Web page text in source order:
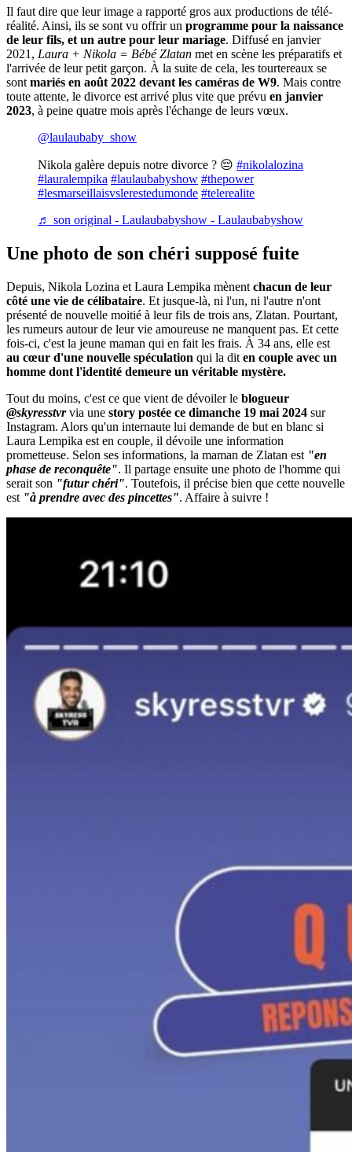
Il faut dire que leur image a rapporté gros aux productions de télé-
réalité. Ainsi, ils se sont vu offrir un programme pour la naissance
de leur fils, et un autre pour leur mariage. Diffusé en janvier
2021, Laura + Nikola = Bébé Zlatan met en scène les préparatifs et
l'arrivée de leur petit garçon. À la suite de cela, les tourtereaux se
sontmariés en août 2022 devant les caméras de W9. Mais contre
toute attente, le divorce est arrivé plus vite que prévu en janvier
2023, à peine quatre mois après l'échange de leurs vœux.
@laulaubaby_show
Nikola galère depuis notre divorce ? 😔 #nikolalozina
#lauralempika #laulaubabyshow #thepower
#lesmarseillaisvslerestedumonde #telerealite
♬ son original - Laulaubabyshow - Laulaubabyshow
Une photo de son chéri supposé fuite
Depuis, Nikola Lozina et Laura Lempika mènent chacun de leur
côté une vie de célibataire. Et jusque-là, ni l'un, ni l'autre n'ont
présenté de nouvelle moitié à leur fils de trois ans, Zlatan. Pourtant,
les rumeurs autour de leur vie amoureuse ne manquent pas. Et cette
fois-ci, c'est la jeune maman qui en fait les frais. À 34 ans, elle est
au cœur d'une nouvelle spéculation qui la dit en couple avec un
homme dont l'identité demeure un véritable mystère.
Tout du moins, c'est ce que vient de dévoiler le blogueur
@skyresstvrvia une story postée ce dimanche 19 mai 2024 sur
Instagram. Alors qu'un internaute lui demande de but en blanc si
Laura Lempika est en couple, il dévoile une information
prometteuse. Selon ses informations, la maman de Zlatan est "en
phase de reconquête". Il partage ensuite une photo de l'homme qui
serait son "futur chéri". Toutefois, il précise bien que cette nouvelle
est "à prendre avec des pincettes". Affaire à suivre !